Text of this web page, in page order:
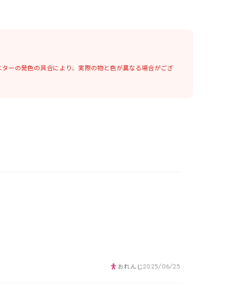
ーの発色の具合により、実際の物と色が異なる場合がござ
おれんじ2025/06/25